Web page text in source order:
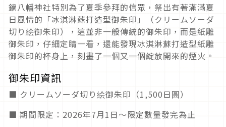
鏑八幡神社特別為了夏季參拜的信眾，祭出有著滿滿夏
日風情的「冰淇淋蘇打造型御朱印」（クリームソーダ
切り絵御朱印），這並非一般傳統的御朱印，而是紙雕
御朱印，仔細定睛一看，還能發現冰淇淋蘇打造型紙雕
御朱印的杯身上，刻畫了一個又一個綻放開來的煙火。
御朱印資訊
■ クリームソーダ切り絵御朱印（1,500日圓）
■ 期間限定：2026年7月1日～限定數量發完為止